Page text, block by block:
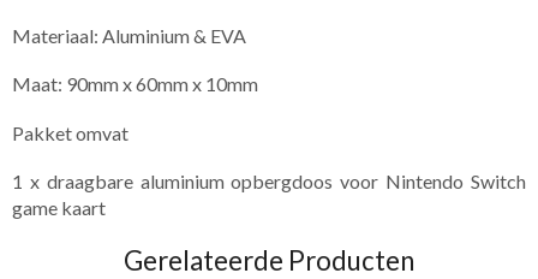
Materiaal: Aluminium & EVA
Maat: 90mm x 60mm x 10mm
Pakket omvat
1 x draagbare aluminium opbergdoos voor Nintendo Switch
game kaart
Gerelateerde Producten